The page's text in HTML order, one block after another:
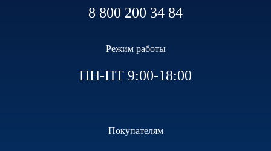
8 800 200 34 84
Режим работы
ПН-ПТ 9:00-18:00
Покупателям